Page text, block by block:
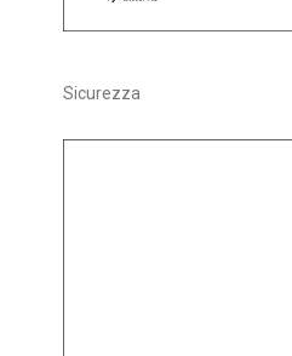
Sicurezza